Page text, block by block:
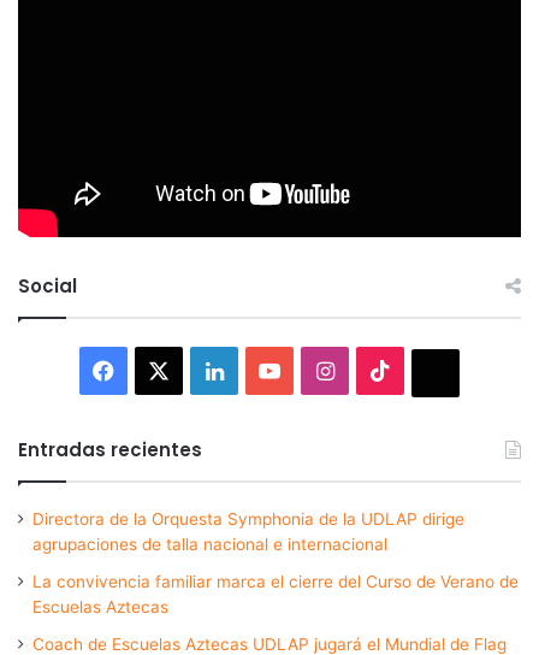
Social
Facebook LinkedInYouTubeInstagram
Entradas recientes
Directora de la Orquesta Symphonia de la UDLAP dirige
agrupaciones de talla nacional e internacional
La convivencia familiar marca el cierre del Curso de Verano de
Escuelas Aztecas
Coach de Escuelas Aztecas UDLAP jugará el Mundial de Flag